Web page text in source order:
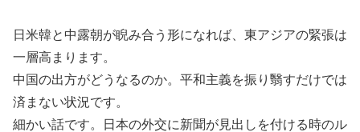
日米韓と中露朝が睨み合う形になれば、東アジアの緊張は
一層高まります。
中国の出方がどうなるのか。平和主義を振り翳すだけでは
済まない状況です。
細かい話です。日本の外交に新聞が見出しを付ける時のル